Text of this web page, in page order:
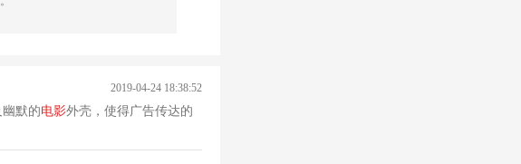
2019-04-24 18:38:52
默的电影外壳，使得广告传达的